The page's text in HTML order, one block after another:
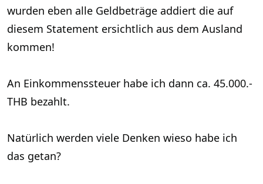
wurden eben alle Geldbeträge addiert die auf
diesem Statement ersichtlich aus dem Ausland
kommen!
An Einkommenssteuer habe ich dann ca. 45.000.-
THB bezahlt.
Natürlich werden viele Denken wieso habe ich
das getan?